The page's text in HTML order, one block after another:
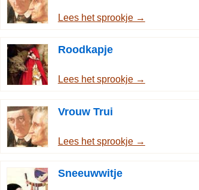
Lees het sprookje →
Roodkapje
Lees het sprookje →
Vrouw Trui
Lees het sprookje →
Sneeuwwitje